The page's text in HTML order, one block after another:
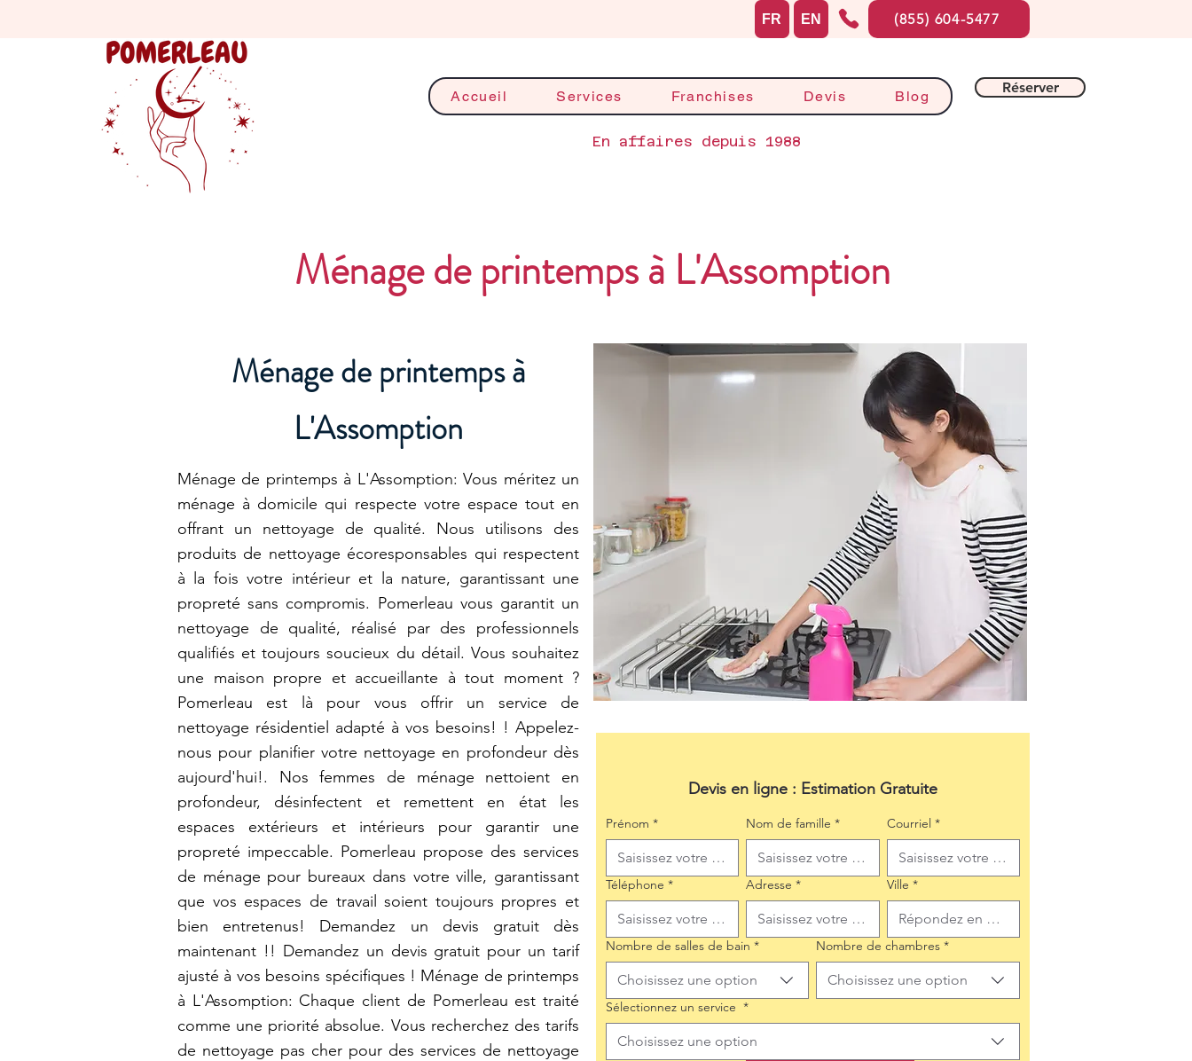
Accueil Services Franchises Devis Blog
Réserver
En affaires depuis 1988
FR EN (855) 604-5477
Ménage de printemps à L'Assomption
Ménage de printemps à
L'Assomption
Ménage de printemps à L'Assomption: Vous méritez un
ménage à domicile qui respecte votre espace tout en
offrant un nettoyage de qualité. Nous utilisons des
produits de nettoyage écoresponsables qui respectent
à la fois votre intérieur et la nature, garantissant une
propreté sans compromis. Pomerleau vous garantit un
nettoyage de qualité, réalisé par des professionnels
qualifiés et toujours soucieux du détail. Vous souhaitez
une maison propre et accueillante à tout moment ?
Pomerleau est là pour vous offrir un service de
nettoyage résidentiel adapté à vos besoins! ! Appelez-
nous pour planifier votre nettoyage en profondeur dès
aujourd'hui!. Nos femmes de ménage nettoient en
profondeur, désinfectent et remettent en état les
espaces extérieurs et intérieurs pour garantir une
propreté impeccable. Pomerleau propose des services
de ménage pour bureaux dans votre ville, garantissant
que vos espaces de travail soient toujours propres et
bien entretenus! Demandez un devis gratuit dès
maintenant !! Demandez un devis gratuit pour un tarif
ajusté à vos besoins spécifiques ! Ménage de printemps
à L'Assomption: Chaque client de Pomerleau est traité
comme une priorité absolue. Vous recherchez des tarifs
de nettoyage pas cher pour des services de nettoyage
Devis en ligne : Estimation Gratuite
Prénom * Nom de famille * Courriel *
Téléphone * Adresse * Ville *
Nombre de salles de bain *
Choisissez une option
Nombre de chambres *
Choisissez une option
Sélectionnez un service *
Choisissez une option